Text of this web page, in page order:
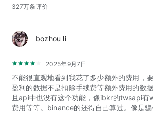
探索Web3、加密货币和区块链的精华
参与币安社区关于区块链和加密货币最新趋势
学习比特币、交易和财务管理相关的课程和
学习并完成关于某些加密货币的运作方式的
币。
使用内置Web3钱包与DApp安全交互，利用
在不同的区块链上交易10,000余种代币。
327万条评价
bozhou li
2025年9月7日
不能很直观地看到我花了多少额外的费用，
盈利的数据不是扣除手续费等额外费用的数
且api中也没有这个功能，像ibkr的twsapi有
费用等等。binance的还得自己算过。像是